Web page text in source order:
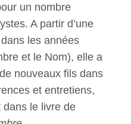
un nombre
A partir d’une
les années
et le Nom), elle a
nouveaux fils dans
et entretiens,
le livre de